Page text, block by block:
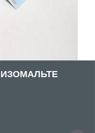
ИЗОМАЛЬТЕ